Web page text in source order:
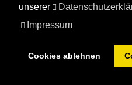
unserer
Impressum
Cookies ablehnen
Zurück